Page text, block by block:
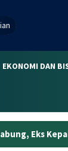
EKONOMI DAN
Tanjabtim